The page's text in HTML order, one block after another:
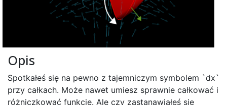
Opis
Spotkałeś się na pewno z tajemniczym symbolem `dx`
przy całkach. Może nawet umiesz sprawnie całkować i
różniczkować funkcje. Ale czy zastanawiałeś się